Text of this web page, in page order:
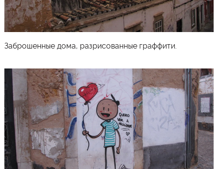
Заброшенные дома, разрисованные граффити.